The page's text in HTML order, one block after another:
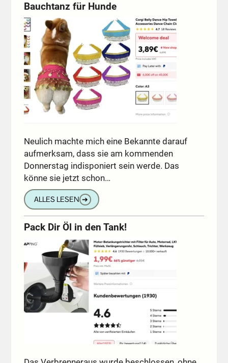
Bauchtanz für Hunde
Neulich machte mich eine Bekannte darauf
aufmerksam, dass sie am kommenden
Donnerstag indisponiert sein werde. Das
könne sie jetzt schon…
ALLES LESEN ➔
Pack Dir Öl in den Tank!